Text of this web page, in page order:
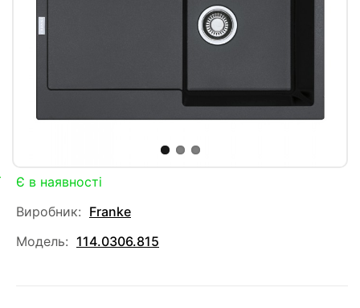
Є в наявності
Виробник: Franke
Модель: 114.0306.815